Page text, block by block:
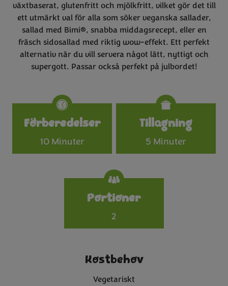
växtbaserat, glutenfritt och mjölkfritt, vilket gör det till
ett utmärkt val för alla som söker veganska sallader,
sallad med Bimi®, snabba middagsrecept, eller en
fräsch sidosallad med riktig wow-effekt. Ett perfekt
alternativ när du vill servera något lätt, nyttigt och
supergott. Passar också perfekt på julbordet!
Specifications
Förberedelser
10 Minuter
Tillagning
5 Minuter
Portioner
2
Kostbehov
Vegetariskt